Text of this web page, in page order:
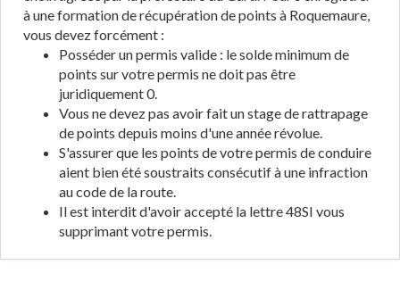
à une formation de récupération de points à Roquemaure,
vous devez forcément :
Posséder un permis valide : le solde minimum de
points sur votre permis ne doit pas être
juridiquement 0.
Vous ne devez pas avoir fait un stage de rattrapage
de points depuis moins d'une année révolue.
S'assurer que les points de votre permis de conduire
aient bien été soustraits consécutif à une infraction
au code de la route.
Il est interdit d'avoir accepté la lettre 48SI vous
supprimant votre permis.